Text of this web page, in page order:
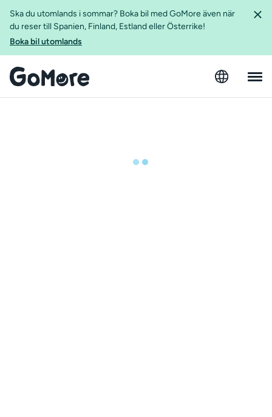
Ska du utomlands i sommar? Boka bil med GoMore även när
du reser till Spanien, Finland, Estland eller Österrike!
Boka bil utomlands